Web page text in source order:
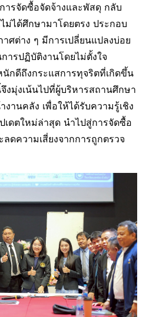
ารจัดซื้อจัดจ้างและพัสดุ กลับ
ไม่ได้ศึกษามาโดยตรง ประกอบ
ศต่าง ๆ มีการเปลี่ยนแปลงบ่อย
ารปฏิบัติงานโดยไม่ตั้งใจ
กดีถึงกระแสการทุจริตที่เกิดขึ้น
งมุ่งเน้นไปที่ผู้บริหารสถานศึกษา
านคลัง เพื่อให้ได้รับความรู้เชิง
ดตใหม่ล่าสุด นำไปสู่การจัดซื้อ
ดความเสี่ยงจากการถูกตรวจ